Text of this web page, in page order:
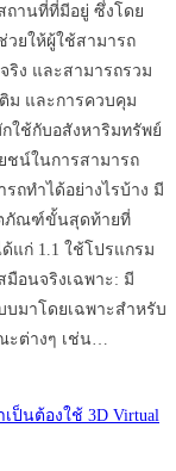
ถานที่ที่มีอยู่ ซึ่งโดย
วยให้ผู้ใช้สามารถ
ริง และสามารถรวม
ม และการควบคุม
ใช้กับอสังหาริมทรัพย์
ชน์ในการสามารถ
รถทำได้อย่างไรบ้าง มี
ตภัณฑ์ขั้นสุดท้ายที่
แก่ 1.1 ใช้โปรแกรม
มือนจริงเฉพาะ: มี
มาโดยเฉพาะสำหรับ
ะต่างๆ เช่น…